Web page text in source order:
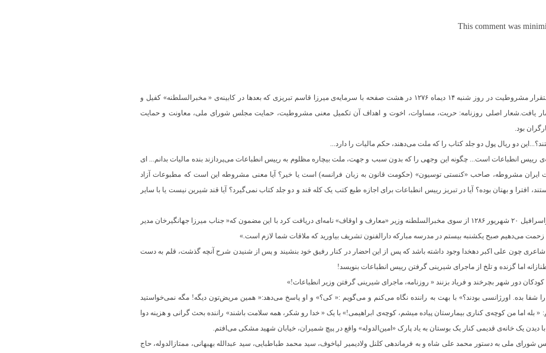
This comment was
نخستین شماره چهارده ماه پس از استقرار مشروطیت در روز شنبه ۱۴ دیماه ۱۲۷۶ در هشت صفحه با سرمایه‌ی میرزا قاسم تبریزی که بعدها در کابینه‌ی « مخبرالسلطنه» کفیل و
یافت.شعار اصلی روزنامه: حریت، مساوات، اخوت و اهداف آن تکمیل معنی مشروطیت، حمایت مجلس شورای ملی، معاونت و حمایت
بود.
دو ریال پول دو جلد کتاب را که ملت می‌دهند، حکم مالیات را دارد...
رییس انطباعات است... چگونه این وجهی را که بدون سبب و جهت، ملت بیچاره مظلوم به رییس انطباعات می‌پردازند بنده مالیات بدانم... ای
ایران مشروطه، صاحب «کنستی توسیون» (حکومت قانون به زبان فرانسه) است یا خیر؟ آیا معنی مشروطه این است که مطبوعات آزاد
افترا و بهتان بوده؟ آیا در تبریز رییس انطباعات برای اجازه طبع کتب یک کله قند و دو جلد کتاب نمی‌گیرد؟ آیا قند شیرین نیست یا با سایر
و لابد که وقتی میرزا جهانگیرخان صوراسرافیل ۲۰ شهریور ۱۲۸۶ از سوی مخبرالسلطنه وزیر «معارف و اوقاف» نامه‌ای دریافت کرد با این مضمون که« جناب میرزا جهانگیرخان مدیر
زحمت می‌دهیم صبح یکشنبه بیستم در مدرسه مبارکه دارالفنون تشریف بیاورید که ملاقات شما لازم است.»
چون علی اکبر دهخدا وجود داشته باشد که پس از این احضار در کنار رفیق خود بنشیند و پس از شنیدن شرح آنچه گذشت، قلم به دست
اما گزنده و تلخ از ماجرای شیرینی گرفتن رییس انطباعات بنویسد!
دور شهر بچرخند و فریاد بزنند « روزنامه، ماجرای شیرینی گرفتن وزیر انطباعات!»
شفا بده. اورژانسی بودند؟» با بهت به راننده نگاه می‌کنم و می‌گویم :« کی؟» و او پاسخ می‌دهد:« همین مریض‌تون دیگه! مگه نمی‌خواستید
بله اما من کوچه‌ی کناری بیمارستان پیاده میشم، کوچه‌ی ابراهیمی!» با یک « خدا رو شکر، همه سلامت باشند» راننده بحث گرانی و هزینه دوا
دیدن یک خانه‌ی قدیمی کنار یک بوستان به یاد پارک «امین‌الدوله» واقع در پیچ شمیران، خیابان شهید مشکی می‌افتم.
ملی به دستور محمد علی شاه و به فرماندهی کلنل ولادیمیر لیاخوف، سید محمد طباطبایی، سید عبدالله بهبهانی، ممتازالدوله، حاج